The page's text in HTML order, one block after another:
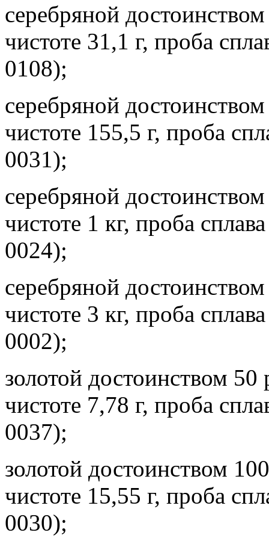
серебряной
чистоте 31,1 г, проба
0108);
серебряной
чистоте 155,5 г, проба
0031);
серебряной
чистоте 1 кг, проба
0024);
серебряной
чистоте 3 кг, проба
0002);
золотой достоинством 50
чистоте 7,78 г, проба
0037);
золотой достоинством
чистоте 15,55 г, проба
0030);